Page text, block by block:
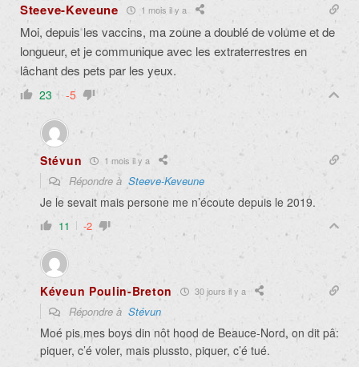
Steeve-Keveune 1 mois il y a
Moi, depuis les vaccins, ma zoune a doublé de volume et de
longueur, et je communique avec les extraterrestres en
lâchant des pets par les yeux.
23 -5
Stévun 1 mois il y a
Répondre à Steeve-Keveune
Je le sevait mais persone me n’écoute depuis le 2019.
11 -2
Kéveun Poulin-Breton 30 jours il y a
Répondre à Stévun
Moé pis mes boys din nôt hood de Beauce-Nord, on dit pâ:
piquer, c’é voler, mais plussto, piquer, c’é tué.